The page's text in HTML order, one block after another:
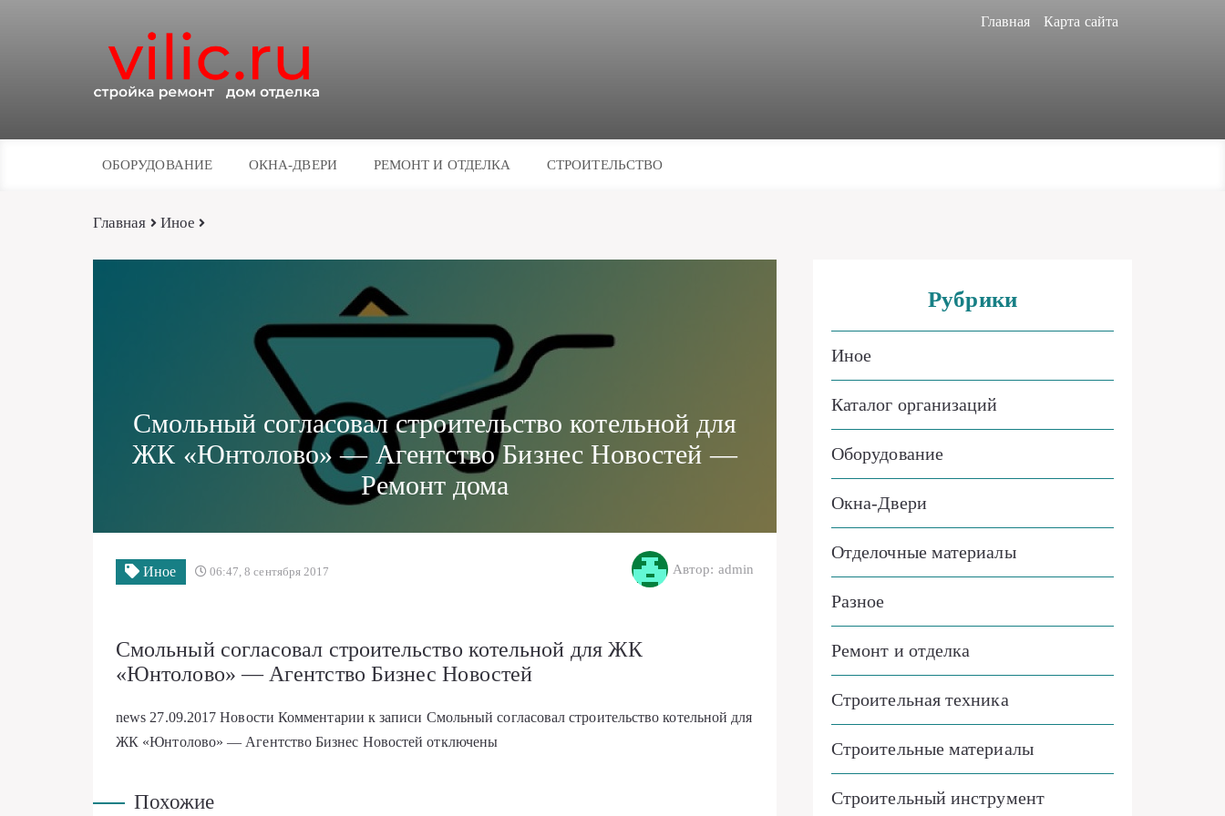
Главная Карта сайта
ОБОРУДОВАНИЕ ОКНА-ДВЕРИ РЕМОНТ И ОТДЕЛКА СТРОИТЕЛЬСТВО
Главная Иное
Смольный согласовал строительство котельной для
ЖК «Юнтолово» — Агентство Бизнес Новостей —
Ремонт дома
Иное 06:47, 8 сентября 2017 Автор: admin
Смольный согласовал строительство котельной для ЖК
«Юнтолово» — Агентство Бизнес Новостей
news 27.09.2017 Новости Комментарии к записи Смольный согласовал строительство котельной для
ЖК «Юнтолово» — Агентство Бизнес Новостей отключены
Похожие
Рубрики
Иное
Каталог организаций
Оборудование
Окна-Двери
Отделочные материалы
Разное
Ремонт и отделка
Строительная техника
Строительные материалы
Строительный инструмент